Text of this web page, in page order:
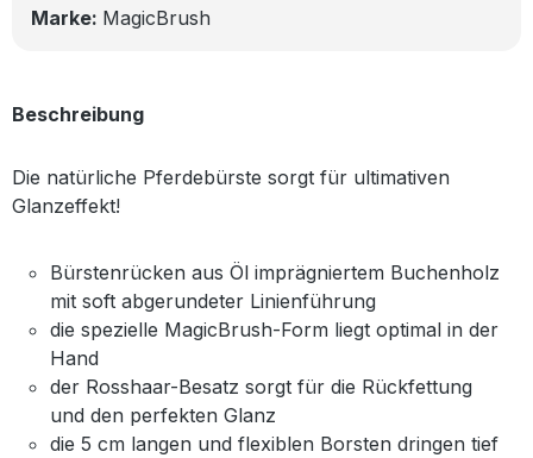
Marke: MagicBrush
Beschreibung
Die natürliche Pferdebürste sorgt für ultimativen
Glanzeffekt!
Bürstenrücken aus Öl imprägniertem Buchenholz
mit soft abgerundeter Linienführung
die spezielle MagicBrush-Form liegt optimal in der
Hand
der Rosshaar-Besatz sorgt für die Rückfettung
und den perfekten Glanz
die 5 cm langen und flexiblen Borsten dringen tief